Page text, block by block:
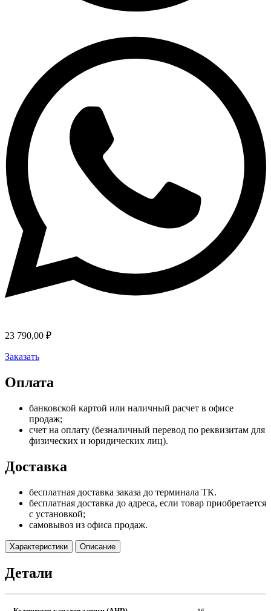
23 790,00 ₽
Заказать
Оплата
банковской картой или наличный расчет в офисе
продаж;
счет на оплату (безналичный перевод по реквизитам для
физических и юридических лиц).
Доставка
бесплатная доставка заказа до терминала ТК.
бесплатная доставка до адреса, если товар приобретается
с установкой;
самовывоз из офиса продаж.
Характеристики Описание
Детали